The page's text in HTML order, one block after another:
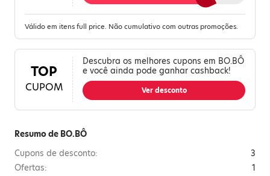
Válido em itens full price. Não cumulativo com outras promoções.
TOP
CUPOM
Descubra os melhores cupons em BO.BÔ
e você ainda pode ganhar cashback!
Ver desconto
Resumo de BO.BÔ
Cupons de desconto:
3
Ofertas:
1